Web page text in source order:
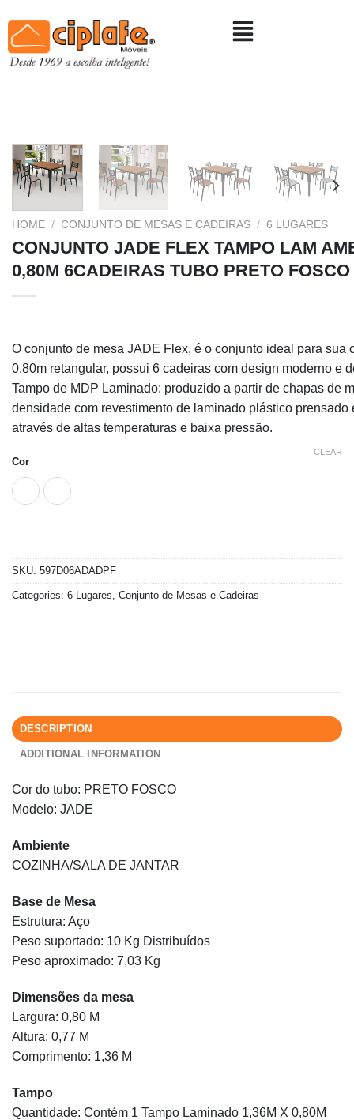
HOME / CONJUNTO DE MESAS E CADEIRAS / 6 LUGARES
CONJUNTO JADE FLEX TAMPO LAM
0,80M 6CADEIRAS TUBO PRETO FOSCO
O conjunto de mesa JADE Flex, é o conjunto ideal para sua
0,80m retangular, possui 6 cadeiras com design moderno e
Tampo de MDP Laminado: produzido a partir de chapas de
densidade com revestimento de laminado plástico prensado
através de altas temperaturas e baixa pressão.
Cor
CLEAR
SKU: 597D06ADADPF
Categories: 6 Lugares Conjunto de Mesas e Cadeiras
DESCRIPTION
ADDITIONAL INFORMATION
Cor do tubo: PRETO FOSCO
Modelo: JADE
Ambiente
COZINHA/SALA DE JANTAR
Base de Mesa
Estrutura: Aço
Peso suportado: 10 Kg Distribuídos
Peso aproximado: 7,03 Kg
Dimensões da mesa
Largura: 0,80 M
Altura: 0,77 M
Comprimento: 1,36 M
Tampo
Quantidade: Contém 1 Tampo Laminado 1,36M X 0,80M